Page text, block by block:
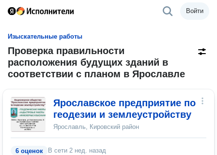
Войти
Изыскательные работы
Проверка правильности
расположения будущих зданий в
соответствии с планом в Ярославле
Ярославское предприятие по
геодезии и землеустройству
Ярославль, Кировский район
6 оценок В сети 2 нед. назад